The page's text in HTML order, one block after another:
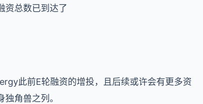
资总数已到达了
此前E轮融资的增投，且后续或许会有更多资
角兽之列。